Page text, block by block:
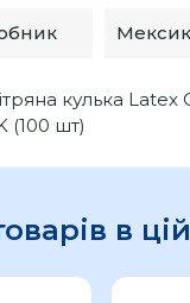
кулька Latex
(100 шт)
в